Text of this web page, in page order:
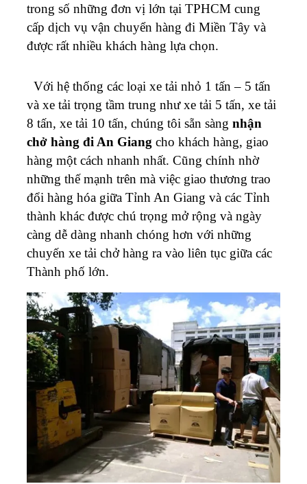
trong số những đơn vị lớn tại TPHCM cung
cấp dịch vụ vận chuyển hàng đi Miền Tây và
được rất nhiều khách hàng lựa chọn.
Với hệ thống các loại xe tải nhỏ 1 tấn – 5 tấn
và xe tải trọng tầm trung như xe tải 5 tấn, xe tải
8 tấn, xe tải 10 tấn, chúng tôi sẵn sàng nhận
chở hàng đi An Giang cho khách hàng, giao
hàng một cách nhanh nhất. Cũng chính nhờ
những thế mạnh trên mà việc giao thương trao
đổi hàng hóa giữa Tỉnh An Giang và các Tỉnh
thành khác được chú trọng mở rộng và ngày
càng dễ dàng nhanh chóng hơn với những
chuyến xe tải chở hàng ra vào liên tục giữa các
Thành phố lớn.